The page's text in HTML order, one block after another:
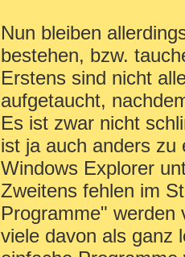
Nun bleiben
bestehen, bzw.
Erstens sind nicht
aufgetaucht,
Es ist zwar nicht
ist ja auch anders zu
Windows Explorer
Zweitens fehlen im
Programme" werden
viele davon als ganz